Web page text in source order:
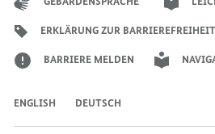
ERKLÄRUNG ZUR BARRIEREFREIHEIT
BARRIERE MELDEN
ENGLISH DEUTSCH